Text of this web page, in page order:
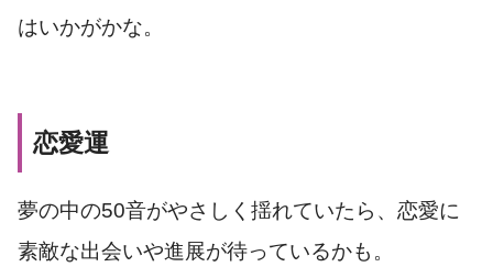
はいかがかな。
恋愛運
夢の中の50音がやさしく揺れていたら、恋愛に
素敵な出会いや進展が待っているかも。